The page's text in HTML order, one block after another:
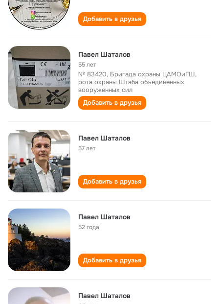
Добавить в друзья
Павел Шаталов
55 лет
№ 83420, Бригада охраны ЦАМОиГШ,
рота охраны Штаба объединенных
вооруженных сил
Добавить в друзья
Павел Шаталов
57 лет
Добавить в друзья
Павел Шаталов
52 года
Добавить в друзья
Павел Шаталов